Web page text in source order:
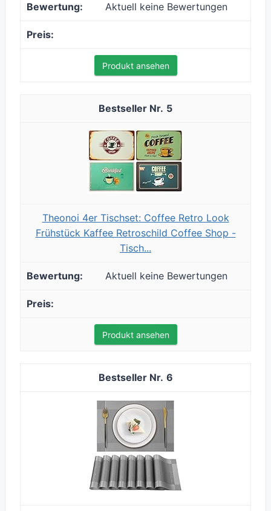
Aktuell keine Bewertungen
Produkt ansehen
5
Theonoi 4er Tischset: Coffee Retro Look
Frühstück Kaffee Retroschild Coffee Shop -
Tisch...
Aktuell keine Bewertungen
Produkt ansehen
6